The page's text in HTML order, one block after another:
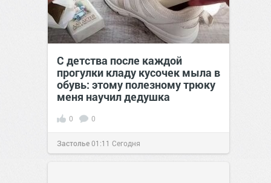
С детства после каждой
прогулки кладу кусочек мыла в
обувь: этому полезному трюку
меня научил дедушка
0 0
Застолье01:11 Сегодня